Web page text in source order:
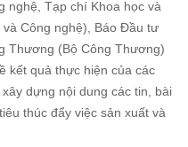
nghệ, Tạp chí Khoa học và
Công nghệ), Báo Đầu tư
Thương (Bộ Công Thương)
kết quả thực hiện của các
dựng nội dung các tin, bài
thúc đẩy việc sản xuất và